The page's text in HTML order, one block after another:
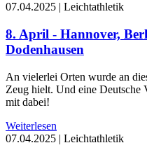
07.04.2025 | Leichtathletik
8. April - Hannover,
Dodenhausen
An vielerlei Orten wurde an
Zeug hielt. Und eine Deutsche
mit dabei!
Weiterlesen
07.04.2025 | Leichtathletik